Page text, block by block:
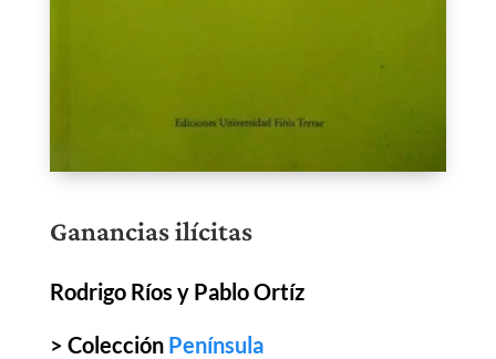
Ganancias ilícitas
Rodrigo Ríos y Pablo Ortíz
> Colección Península